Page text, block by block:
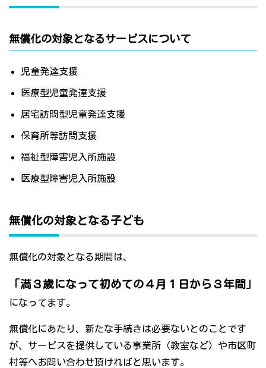
無償化の対象となるサービスについて
児童発達支援
医療型児童発達支援
居宅訪問型児童発達支援
保育所等訪問支援
福祉型障害児入所施設
医療型障害児入所施設
無償化の対象となる子ども
無償化の対象となる期間は、
「満３歳になって初めての４月１日から３年間」
になってます。
無償化にあたり、新たな手続きは必要ないとのことです
が、サービスを提供している事業所（教室など）や市区町
村等へお問い合わせ頂ければと思います。